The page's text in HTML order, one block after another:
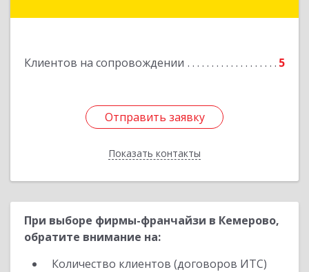
Клиентов на сопровождении 5
Отправить заявку
Показать контакты
Отправить заявку
Назад
При выборе фирмы-франчайзи в Кемерово,
обратите внимание на:
Количество клиентов (договоров ИТС)